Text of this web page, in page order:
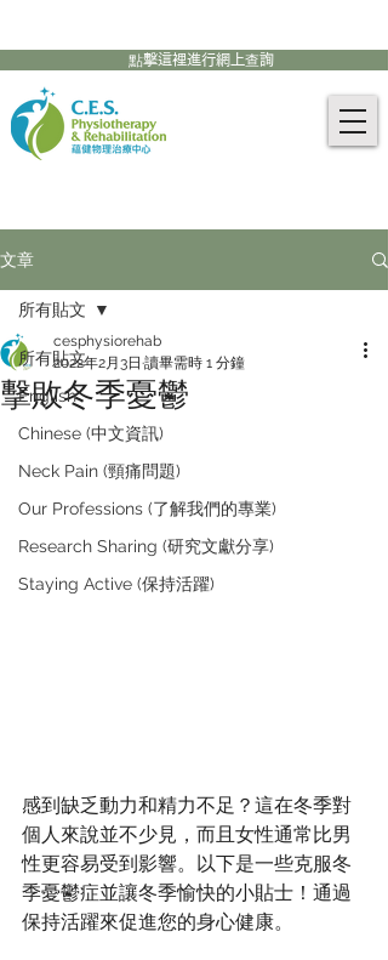
點擊這裡進行網上查詢
文章
所有貼文
English
Chinese (中文資訊)
Neck Pain (頸痛問題)
Our Professions (了解我們的專業)
Research Sharing (研究文獻分享)
Staying Active (保持活躍)
所有貼文
擊敗冬季憂鬱
cesphysiorehab
2022年2月3日 讀畢需時 1 分鐘
感到缺乏動力和精力不足？這在冬季對
個人來說並不少見，而且女性通常比男
性更容易受到影響。以下是一些克服冬
季憂鬱症並讓冬季愉快的小貼士！通過
保持活躍來促進您的身心健康。